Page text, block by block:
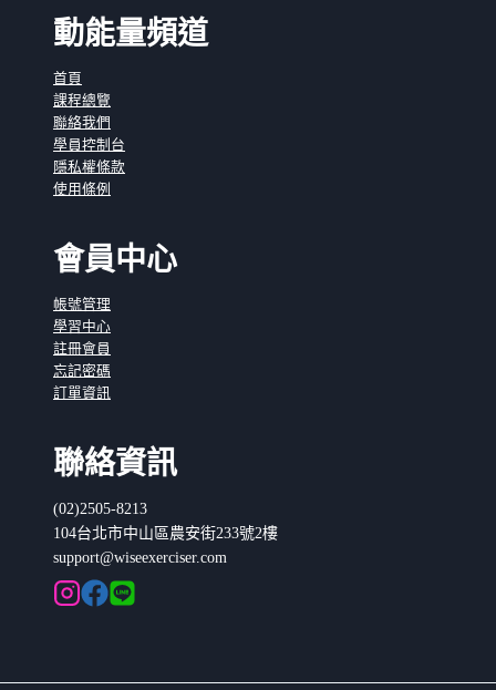
動能量頻道
首頁
課程總覽
聯絡我們
學員控制台
隱私權條款
使用條例
會員中心
帳號管理
學習中心
註冊會員
忘記密碼
訂單資訊
聯絡資訊
(02)2505-8213
104台北市中山區農安街233號2樓
support@wiseexerciser.com